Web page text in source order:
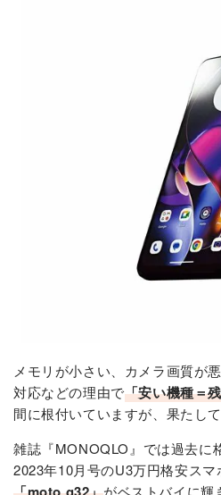
メモリが小さい、カメラ画質が
対応などの理由で「安い機種＝
間に根付いていますが、果たし
雑誌『MONOQLO』では過去に
2023年10月号のU3万円格安ス
がベストバイに輝